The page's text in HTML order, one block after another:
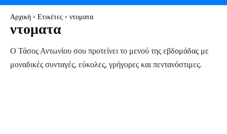
Αρχική Ετικέτες ντοματα
ντοματα
Ο Τάσος Αντωνίου σου προτείνει το μενού της εβδομάδας με
μοναδικές συνταγές, εύκολες, γρήγορες και πεντανόστιμες.